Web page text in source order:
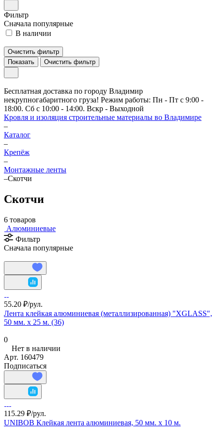
Фильтр
Сначала популярные
В наличии
Очистить фильтр
Показать
Очистить фильтр
Бесплатная доставка по городу Владимир
некрупногабаритного груза! Режим работы: Пн - Пт с 9:00 -
18:00. Сб с 10:00 - 14:00. Вскр - Выходной
Кровля и изоляция строительные материалы во Владимире
–
Каталог
–
Крепёж
–
Монтажные ленты
–Скотчи
Скотчи
6 товаров
Алюминиевые
Фильтр
Сначала популярные
55.20 ₽/рул.
Лента клейкая алюминиевая (металлизированная) "XGLASS",
50 мм. х 25 м. (36)
0
Нет в наличии
Арт. 160479
Подписаться
115.29 ₽/рул.
UNIBOB Клейкая лента алюминиевая, 50 мм. х 10 м.